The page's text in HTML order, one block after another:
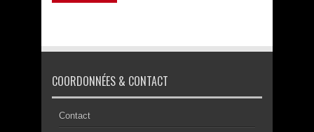
COORDONNÉES & CONTACT
Contact